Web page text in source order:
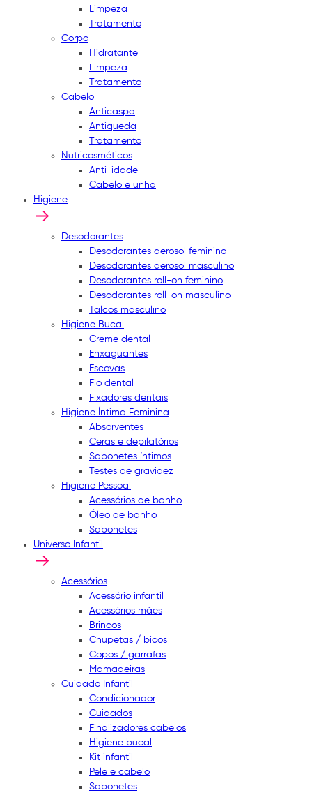
Limpeza
Tratamento
Corpo
Hidratante
Limpeza
Tratamento
Cabelo
Anticaspa
Antiqueda
Tratamento
Nutricosméticos
Anti-idade
Cabelo e unha
Higiene
Desodorantes
Desodorantes aerosol feminino
Desodorantes aerosol masculino
Desodorantes roll-on feminino
Desodorantes roll-on masculino
Talcos masculino
Higiene Bucal
Creme dental
Enxaguantes
Escovas
Fio dental
Fixadores dentais
Higiene Íntima Feminina
Absorventes
Ceras e depilatórios
Sabonetes íntimos
Testes de gravidez
Higiene Pessoal
Acessórios de banho
Óleo de banho
Sabonetes
Universo Infantil
Acessórios
Acessório infantil
Acessórios mães
Brincos
Chupetas / bicos
Copos / garrafas
Mamadeiras
Cuidado Infantil
Condicionador
Cuidados
Finalizadores cabelos
Higiene bucal
Kit infantil
Pele e cabelo
Sabonetes